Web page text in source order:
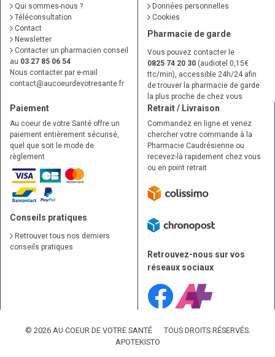
Qui sommes-nous ?
Téléconsultation
Contact
Newsletter
Contacter un pharmacien conseil
au 03 27 85 06 54
Nous contacter par e-mail
contact@aucoeurdevotresante.fr
Données personnelles
Cookies
Pharmacie de garde
Vous pouvez contacter le
0825 74 20 30 (audiotel 0,15€
ttc/min), accessible 24h/24 afin
de trouver la pharmacie de garde
la plus proche de chez vous
Paiement
Au coeur de votre Santé offre un
paiement entièrement sécurisé,
quel que soit le mode de
règlement
Conseils pratiques
Retrouver tous nos derniers
conseils pratiques
Retrait / Livraison
Commandez en ligne et venez
chercher votre commande à la
Pharmacie Caudrésienne ou
recevez-là rapidement chez vous
ou en point retrait
Retrouvez-nous sur vos
réseaux sociaux
© 2026 AU COEUR DE VOTRE SANTÉ
TOUS DROITS RÉSERVÉS.
APOTEKISTO